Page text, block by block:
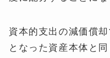
資本的支出の減価償
となった資産本体と